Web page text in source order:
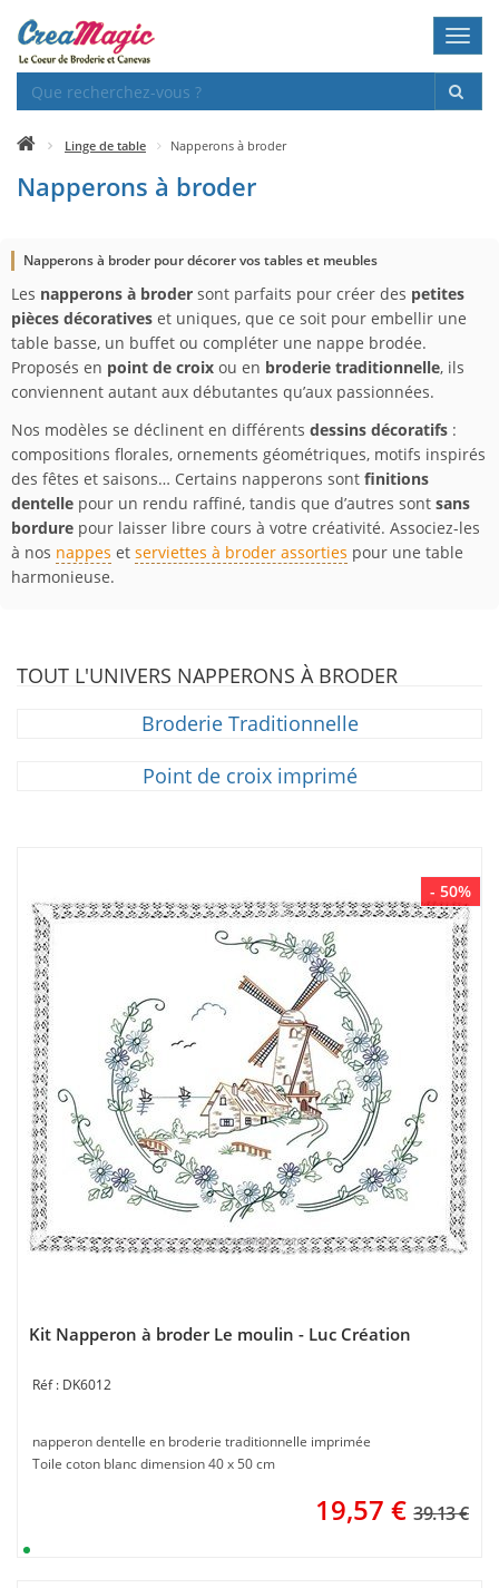
Linge de table Napperons à broder
Napperons à broder
Napperons à broder pour décorer vos tables et meubles
Les napperons à broder sont parfaits pour créer des petites
pièces décoratives et uniques, que ce soit pour embellir une
table basse, un buffet ou compléter une nappe brodée.
Proposés en point de croix ou en broderie traditionnelle, ils
conviennent autant aux débutantes qu’aux passionnées.
Nos modèles se déclinent en différents dessins décoratifs :
compositions florales, ornements géométriques, motifs inspirés
des fêtes et saisons… Certains napperons sont finitions
dentelle pour un rendu raffiné, tandis que d’autres sont sans
bordure pour laisser libre cours à votre créativité. Associez-les
à nos nappes et serviettes à broder assorties pour une table
harmonieuse.
TOUT L'UNIVERS NAPPERONS À BRODER
Broderie Traditionnelle
Point de croix imprimé
- 50%
Kit Napperon à broder Le moulin - Luc Création
DK6012
napperon dentelle en broderie traditionnelle imprimée
Toile coton blanc dimension 40 x 50 cm
19,57 € 39.13 €